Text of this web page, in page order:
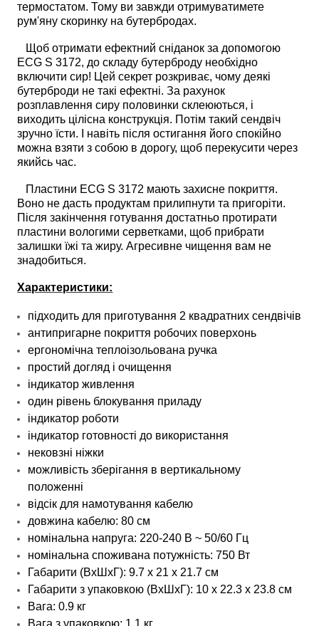
термостатом. Тому ви завжди отримуватимете
рум'яну скоринку на бутербродах.
Щоб отримати ефектний сніданок за допомогою
ECG S 3172, до складу бутерброду необхідно
включити сир! Цей секрет розкриває, чому деякі
бутерброди не такі ефектні. За рахунок
розплавлення сиру половинки склеюються, і
виходить цілісна конструкція. Потім такий сендвіч
зручно їсти. І навіть після остигання його спокійно
можна взяти з собою в дорогу, щоб перекусити через
якийсь час.
Пластини ECG S 3172 мають захисне покриття.
Воно не дасть продуктам прилипнути та пригоріти.
Після закінчення готування достатньо протирати
пластини вологими серветками, щоб прибрати
залишки їжі та жиру. Агресивне чищення вам не
знадобиться.
Характеристики:
підходить для приготування 2 квадратних сендвічів
антипригарне покриття робочих поверхонь
ергономічна теплоізольована ручка
простий догляд і очищення
індикатор живлення
один рівень блокування приладу
індикатор роботи
індикатор готовності до використання
нековзні ніжки
можливість зберігання в вертикальному
положенні
відсік для намотування кабелю
довжина кабелю: 80 см
номінальна напруга: 220-240 В ~ 50/60 Гц
номінальна споживана потужність: 750 Вт
Габарити (ВхШхГ): 9.7 х 21 х 21.7 см
Габарити з упаковкою (ВхШхГ): 10 х 22.3 х 23.8 см
Вага: 0.9 кг